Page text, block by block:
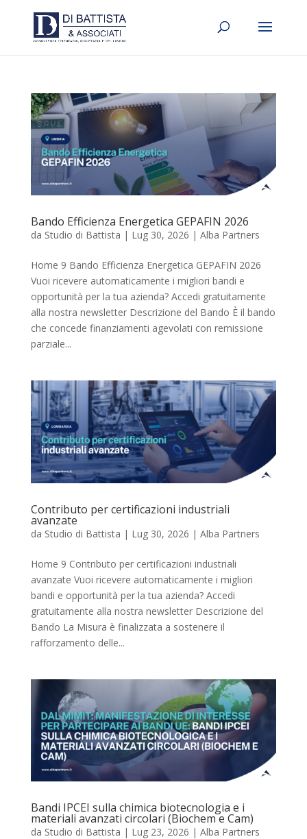
Bando Efficienza Energetica GEPAFIN 2026
da Studio di Battista | Lug 30, 2026 | Alba Partners
Home 9 Bando Efficienza Energetica GEPAFIN 2026
Vuoi ricevere automaticamente i migliori bandi e
opportunità per la tua azienda? Accedi gratuitamente
alla nostra newsletter Descrizione del Bando È il bando
che concede finanziamenti agevolati con remissione
parziale...
Contributo per certificazioni industriali
avanzate
da Studio di Battista | Lug 30, 2026 | Alba Partners
Home 9 Contributo per certificazioni industriali
avanzate Vuoi ricevere automaticamente i migliori
bandi e opportunità per la tua azienda? Accedi
gratuitamente alla nostra newsletter Descrizione del
Bando La Misura è finalizzata a sostenere il
rafforzamento delle...
Bandi IPCEI sulla chimica biotecnologia e i
materiali avanzati circolari (Biochem e Cam)
da Studio di Battista | Lug 23, 2026 | Alba Partners